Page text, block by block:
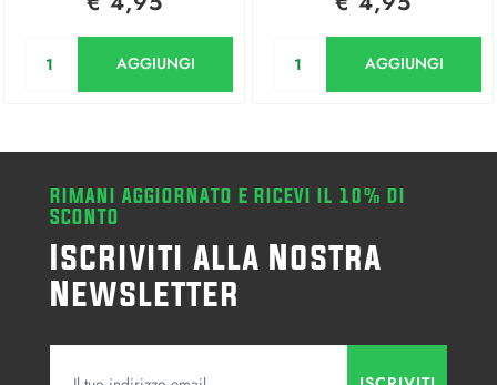
AGGIUNGI AGGIUNGI
RIMANI AGGIORNATO E RICEVI IL 10% DI
SCONTO
Iscriviti alla Nostra
Newsletter